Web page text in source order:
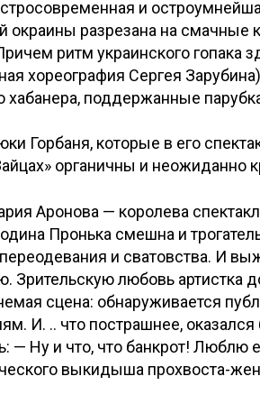
и
окраины разрезана на
ритм украинского гопака
хореография Сергея
хабанера, поддержанные
Горбаня, которые в его
органичны и неожиданно
Аронова — королева
Пронька смешна и
и сватовства. И
Зрительскую любовь артистка
сцена: обнаруживается
И. .. что пострашнее,
— Ну и что, что банкрот! Люблю
выкидыша прохвоста-